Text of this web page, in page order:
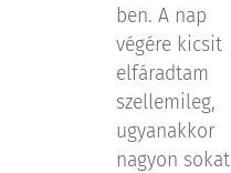
ben. A nap
végére kicsit
elfáradtam
szellemileg,
ugyanakkor
nagyon sokat